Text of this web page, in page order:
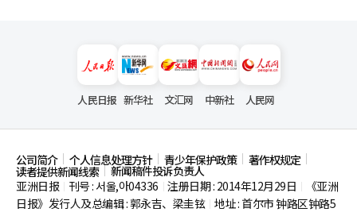
人民日报 新华社 文汇网 中新社 人民网
公司简介 个人信息处理方针 青少年保护政策 著作权规定
读者提供新闻线索
新闻稿件投诉负责人
亚洲日报
刊号 : 서울,아04336 注册日期 : 2014年12月29日
《亚洲
日报》发行人及总编辑 : 郭永吉、梁圭铉 地址 : 首尔市钟路区钟路5